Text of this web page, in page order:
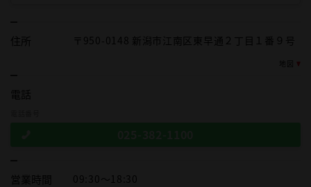
住所 〒950-0148 新潟市江南区東早通２丁目１番９号
電話
営業時間 09:30～18:30